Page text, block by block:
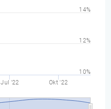
Jul '22 Okt '22
10%
12%
14%